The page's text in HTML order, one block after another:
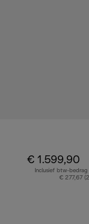
€ 1.599,90
Inclusief btw-bedrag
€ 277,67